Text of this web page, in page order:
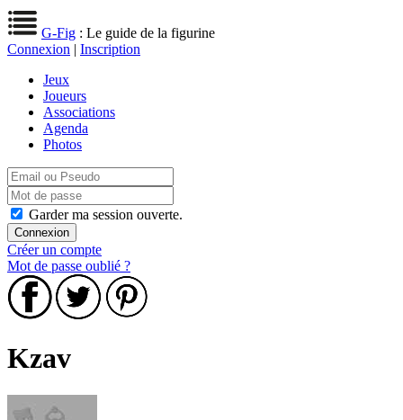
G-Fig : Le guide de la figurine
Connexion | Inscription
Jeux
Joueurs
Associations
Agenda
Photos
Garder ma session ouverte.
Créer un compte
Mot de passe oublié ?
Kzav